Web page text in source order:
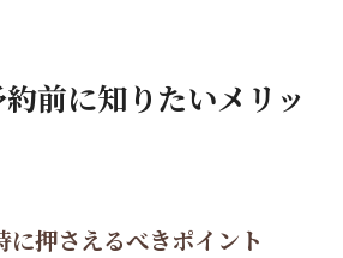
前に知りたいメリッ
に押さえるべきポイント